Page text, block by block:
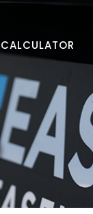
CALCULATOR